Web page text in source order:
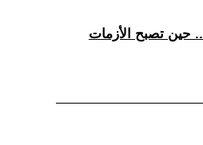
حين تصبح الأزمات